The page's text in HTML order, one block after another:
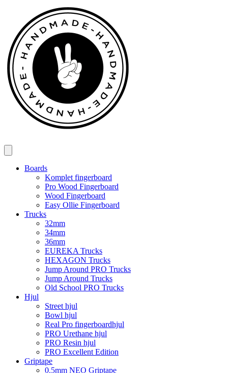
indhold
Boards
Komplet fingerboard
Pro Wood Fingerboard
Wood Fingerboard
Easy Ollie Fingerboard
Trucks
32mm
34mm
36mm
EUREKA Trucks
HEXAGON Trucks
Jump Around PRO Trucks
Jump Around Trucks
Old School PRO Trucks
Hjul
Street hjul
Bowl hjul
Real Pro fingerboardhjul
PRO Urethane hjul
PRO Resin hjul
PRO Excellent Edition
Griptape
0.5mm NEO Griptape